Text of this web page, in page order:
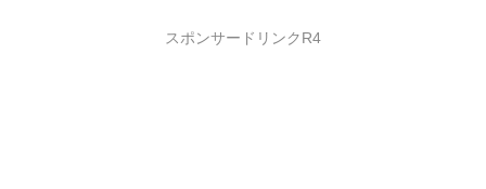
スポンサードリンクR4